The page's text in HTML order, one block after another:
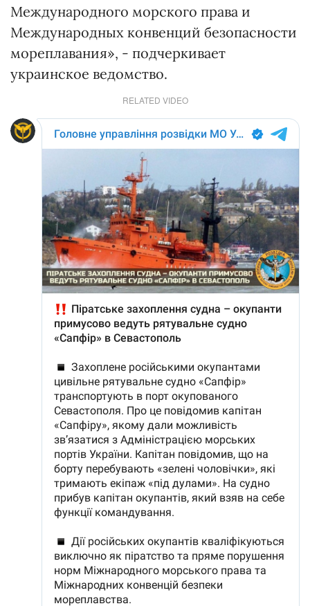
Международного морского права и
Международных конвенций безопасности
мореплавания», - подчеркивает
украинское ведомство.
RELATED VIDEO